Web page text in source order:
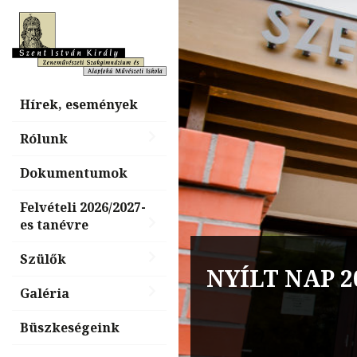
Hírek, események
Rólunk
Dokumentumok
Felvételi 2026/2027-
es tanévre
Szülők
Galéria
Büszkeségeink
NYÍLT NAP
Billentyűs
nap, „Tiéd a